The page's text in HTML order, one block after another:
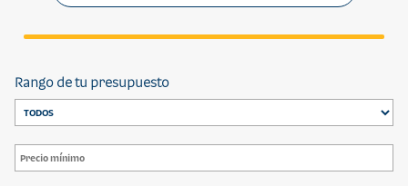
Rango de tu presupuesto